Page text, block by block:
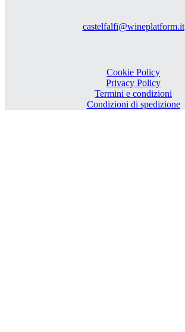
castelfalfi@wineplatform.it
Cookie Policy
Privacy Policy
Termini e condizioni
Condizioni di spedizione